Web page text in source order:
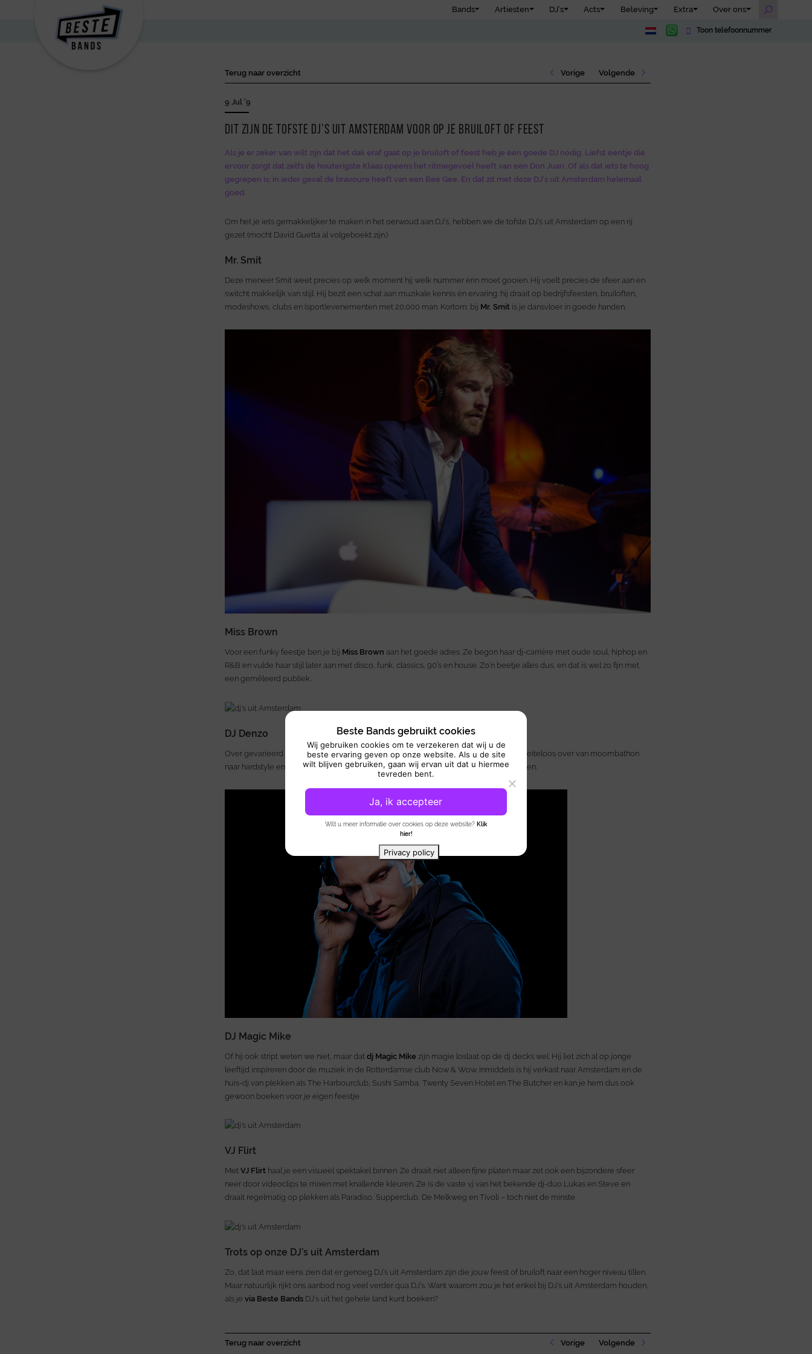
Bands Artiesten DJ’s Acts Beleving Extra Over ons
Toon telefoonnummer
Terug naar overzicht Vorige Volgende
9 Jul '9
Dit zijn de tofste DJ’s uit Amsterdam voor op je bruiloft of feest
Als je er zeker van wilt zijn dat het dak eraf gaat op je bruiloft of feest heb je een goede DJ nodig. Liefst eentje die
ervoor zorgt dat zelfs de houterigste Klaas opeens het ritmegevoel heeft van een Don Juan. Of als dat iets te hoog
gegrepen is; in ieder geval de bravoure heeft van een Bee Gee. En dat zit met deze DJ’s uit Amsterdam helemaal
goed.
Om het je iets gemakkelijker te maken in het oerwoud aan DJ’s, hebben we de tofste DJ’s uit Amsterdam op een rij
gezet (mocht David Guetta al volgeboekt zijn.)
Mr. Smit
Deze meneer Smit weet precies op welk moment hij welk nummer erin moet gooien. Hij voelt precies de sfeer aan en
switcht makkelijk van stijl. Hij bezit een schat aan muzikale kennis én ervaring: hij draait op bedrijfsfeesten, bruiloften,
modeshows, clubs en (sport)evenementen met 20.000 man. Kortom: bij Mr. Smit is je dansvloer in goede handen.
Miss Brown
Voor een funky feestje ben je bij Miss Brown aan het goede adres. Ze begon haar dj-carrière met oude soul, hiphop en
R&B en vulde haar stijl later aan met disco, funk, classics, 90’s en house. Zo’n beetje alles dus, en dat is wel zo fijn met
een gemêleerd publiek.
DJ Denzo
Over gevarieerd gesproken: daar heeftdj Denzoook een handje van. Hij schakelt moeiteloos over van moombathon
naar hardstyle en Nederlandse meezingers. Met Denzo wordt het gegarandeerd dansen.
DJ Magic Mike
Of hij ook stript weten we niet, maar dat dj Magic Mike zijn magie loslaat op de dj decks wel. Hij liet zich al op jonge
leeftijd inspireren door de muziek in de Rotterdamse club Now & Wow. Inmiddels is hij verkast naar Amsterdam en de
huis-dj van plekken als The Harbourclub, Sushi Samba, Twenty Seven Hotel en The Butcher en kan je hem dus ook
gewoon boeken voor je eigen feestje.
VJ Flirt
Met VJ Flirt haal je een visueel spektakel binnen. Ze draait niet alleen fijne platen maar zet ook een bijzondere sfeer
neer door videoclips te mixen met knallende kleuren. Ze is de vaste vj van het bekende dj-duo Lukas en Steve en
draait regelmatig op plekken als Paradiso, Supperclub, De Melkweg en Tivoli – toch niet de minste.
Trots op onze DJ’s uit Amsterdam
Zo, dat laat maar eens zien dat er genoeg DJ’s uit Amsterdam zijn die jouw feest of bruiloft naar een hoger niveau tillen.
Maar natuurlijk rijkt ons aanbod nog veel verder qua DJ’s. Want waarom zou je het enkel bij DJ’s uit Amsterdam houden,
als je via Beste Bands DJ’s uit het gehele land kunt boeken?
Terug naar overzicht Vorige Volgende
Beste Bands gebruikt cookies
Wij gebruiken cookies om te verzekeren dat wij u de
beste ervaring geven op onze website. Als u de site
wilt blijven gebruiken, gaan wij ervan uit dat u hiermee
tevreden bent.
Wilt u meer informatie over cookies op deze website? Klik
hier!
Ja, ik accepteer
Privacy policy